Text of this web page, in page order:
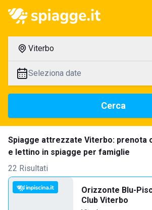
Viterbo
Seleziona date
Cerca
Spiagge attrezzate Viterbo: prenota
e lettino in spiagge per famiglie
22 Risultati
Orizzonte Blu-
Club Viterbo